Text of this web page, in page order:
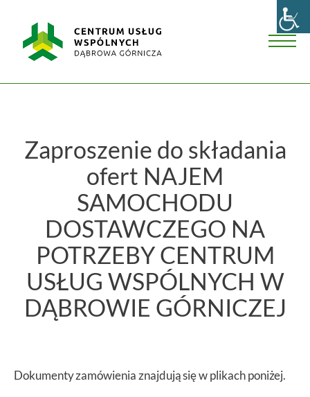
content
Centrum
Usług
Wspólnych
Górniczej
Zaproszenie do składania
ofert NAJEM
SAMOCHODU
DOSTAWCZEGO NA
POTRZEBY CENTRUM
USŁUG WSPÓLNYCH W
DĄBROWIE GÓRNICZEJ
Dokumenty zamówienia znajdują się w plikach poniżej.